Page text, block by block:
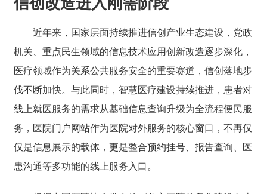
近年来，国家层面持续推进信创产业生态建设，党政
机关、重点民生领域的信息技术应用创新改造逐步深化，
医疗领域作为关系公共服务安全的重要赛道，信创落地步
伐不断加快。与此同时，智慧医疗建设持续推进，患者对
线上就医服务的需求从基础信息查询升级为全流程便民服
务，医院门户网站作为医院对外服务的核心窗口，不再仅
仅是信息展示的载体，更是整合预约挂号、报告查询、医
患沟通等多功能的线上服务入口。